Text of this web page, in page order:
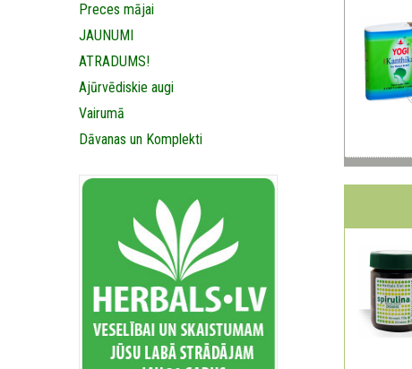
Preces mājai
JAUNUMI
ATRADUMS!
Ajūrvēdiskie augi
Vairumā
Dāvanas un Komplekti